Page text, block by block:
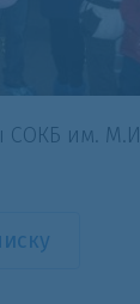
СОКБ им.